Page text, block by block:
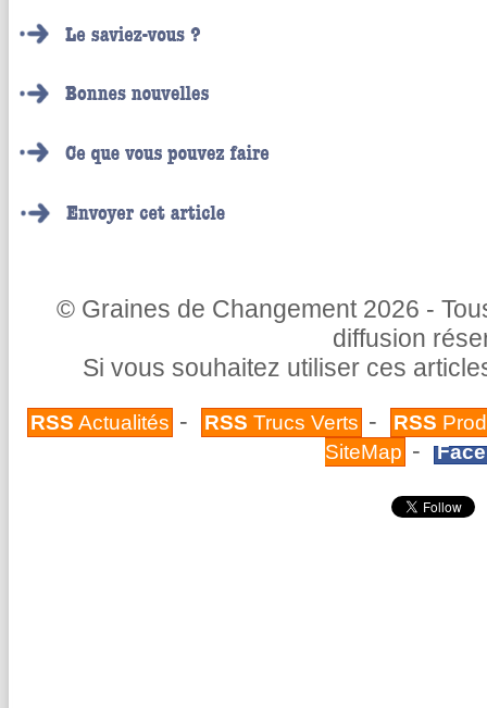
© Graines de Changement 2026 -
diffusion
Si vous souhaitez utiliser ces
RSS Actualités - RSS Trucs Verts - RSS
SiteMap -